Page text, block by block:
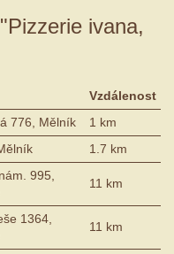
ivana,
Vzdálenost
776, Mělník
1 km
1.7 km
995,
11 km
1364,
11 km